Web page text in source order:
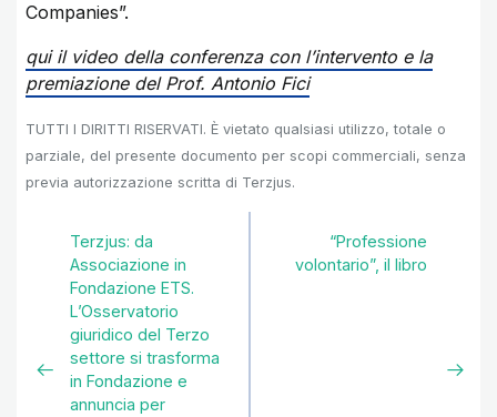
Companies”.
qui il video della conferenza con l’intervento e la
premiazione del Prof. Antonio Fici
TUTTI I DIRITTI RISERVATI. È vietato qualsiasi utilizzo, totale o
parziale, del presente documento per scopi commerciali, senza
previa autorizzazione scritta di Terzjus.
Terzjus: da
Associazione in
Fondazione ETS.
L’Osservatorio
giuridico del Terzo
settore si trasforma
in Fondazione e
annuncia per
“Professione
volontario”, il libro